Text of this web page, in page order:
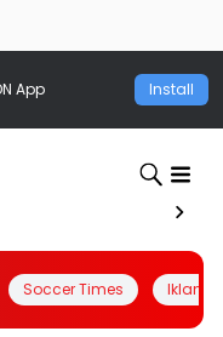
App Install
Soccer Times Iklanin